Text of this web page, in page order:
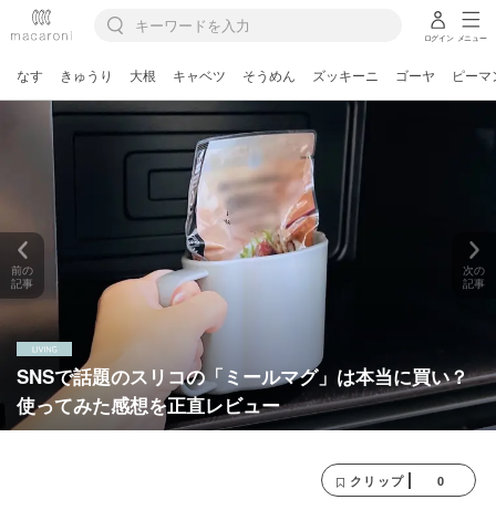
ログイン メニュー
なす きゅうり 大根 キャベツ そうめん ズッキーニ ゴーヤ ピーマ
SNSで話題のスリコの「ミールマグ」は本当に買い？
使ってみた感想を正直レビュー
前の
記事
次の
記事
クリップ 0